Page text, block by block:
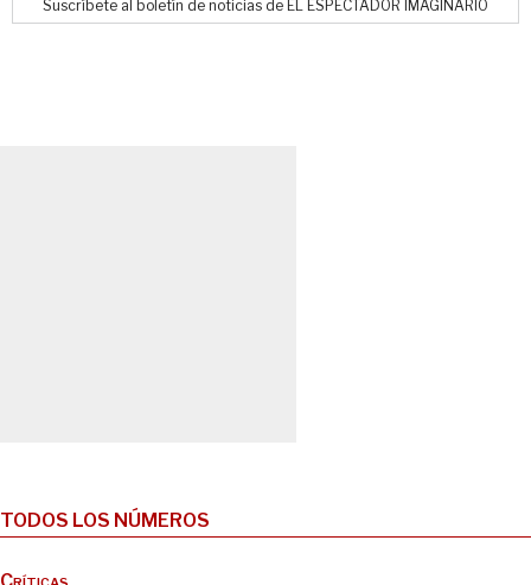
Suscríbete al boletín de noticias de EL ESPECTADOR IMAGINARIO
TODOS LOS NÚMEROS